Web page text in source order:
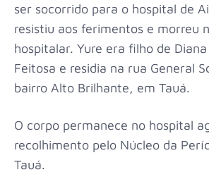
ser socorrido para o hospital de
resistiu aos ferimentos e morreu
hospitalar. Yure era filho de
Feitosa e residia na rua General
bairro Alto Brilhante, em Tauá.
O corpo permanece no hospital
recolhimento pelo Núcleo da
Tauá.